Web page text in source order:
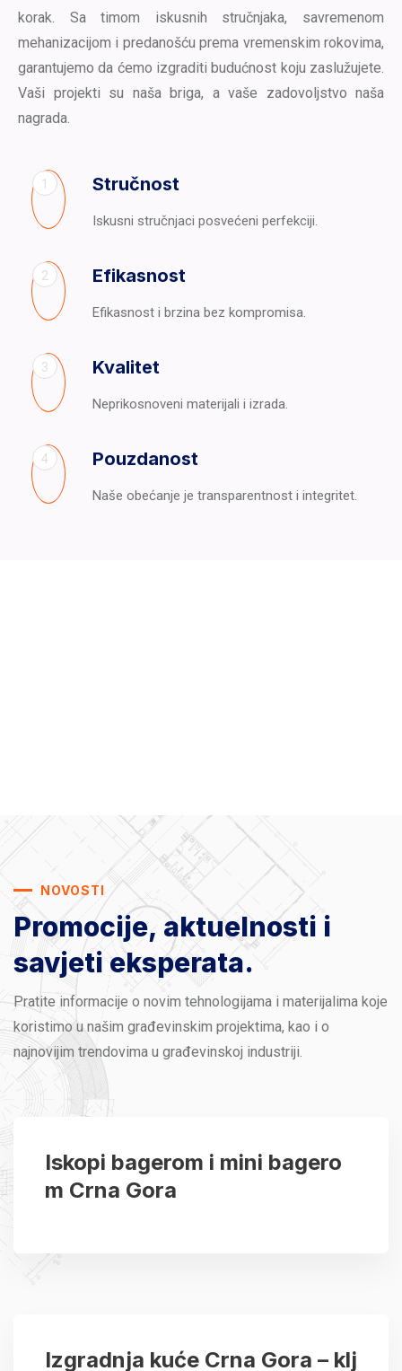
korak. Sa timom iskusnih stručnjaka, savremenom
mehanizacijom i predanošću prema vremenskim rokovima,
garantujemo da ćemo izgraditi budućnost koju zaslužujete.
Vaši projekti su naša briga, a vaše zadovoljstvo naša
nagrada.
1 Stručnost
Iskusni stručnjaci posvećeni perfekciji.
2 Efikasnost
Efikasnost i brzina bez kompromisa.
3 Kvalitet
Neprikosnoveni materijali i izrada.
4 Pouzdanost
Naše obećanje je transparentnost i integritet.
NOVOSTI
Promocije, aktuelnosti i
savjeti eksperata.
Pratite informacije o novim tehnologijama i materijalima koje
koristimo u našim građevinskim projektima, kao i o
najnovijim trendovima u građevinskoj industriji.
Iskopi bagerom i mini bagero
m Crna Gora
Izgradnja kuće Crna Gora – klj